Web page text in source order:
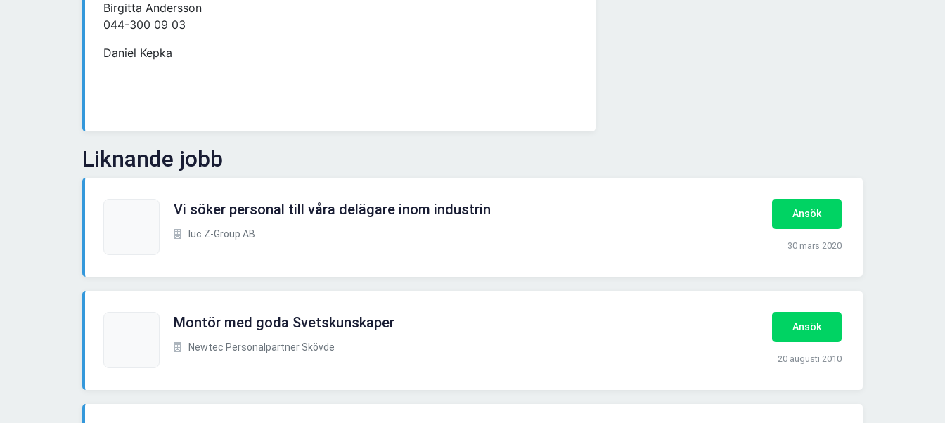
Birgitta Andersson
044-300 09 03
Daniel Kepka
Liknande jobb
Vi söker personal till våra delägare inom industrin
Iuc Z-Group AB
Ansök
30 mars 2020
Montör med goda Svetskunskaper
Newtec Personalpartner Skövde
Ansök
20 augusti 2010